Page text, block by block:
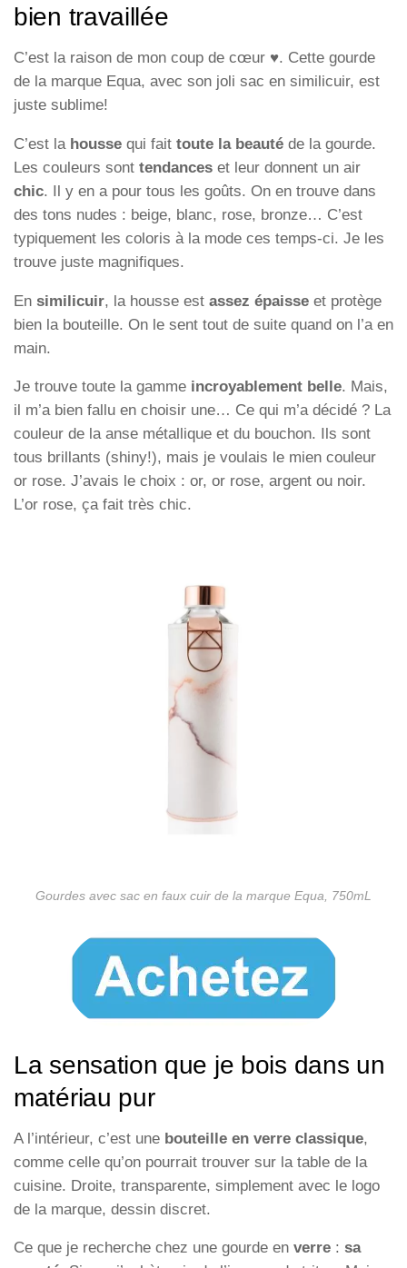
bien travaillée
C’est la raison de mon coup de cœur ♥. Cette gourde
de la marque Equa, avec son joli sac en similicuir, est
juste sublime!
C’est la housse qui fait toute la beauté de la gourde.
Les couleurs sont tendances et leur donnent un air
chic. Il y en a pour tous les goûts. On en trouve dans
des tons nudes : beige, blanc, rose, bronze… C’est
typiquement les coloris à la mode ces temps-ci. Je les
trouve juste magnifiques.
En similicuir, la housse est assez épaisse et protège
bien la bouteille. On le sent tout de suite quand on l’a en
main.
Je trouve toute la gamme incroyablement belle. Mais,
il m’a bien fallu en choisir une… Ce qui m’a décidé ? La
couleur de la anse métallique et du bouchon. Ils sont
tous brillants (shiny!), mais je voulais le mien couleur
or rose. J’avais le choix : or, or rose, argent ou noir.
L’or rose, ça fait très chic.
Gourdes avec sac en faux cuir de la marque Equa, 750mL
La sensation que je bois dans un
matériau pur
A l’intérieur, c’est une bouteille en verre classique,
comme celle qu’on pourrait trouver sur la table de la
cuisine. Droite, transparente, simplement avec le logo
de la marque, dessin discret.
Ce que je recherche chez une gourde en verre : sa